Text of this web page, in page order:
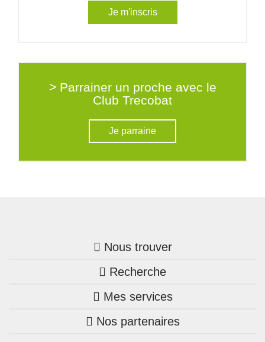
Je m'inscris
> Parrainer un proche avec le
Club Trecobat
Je parraine
Nous trouver
Trouver une agence
Bretagne
Pays de la Loire
Recherche
Nos annonces
Maison + terrain
Mes services
Mon compte Trecobois
Nos partenaires